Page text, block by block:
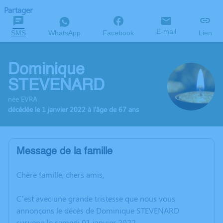
Partager
SMS WhatsApp Facebook E-mail Lien
Dominique
STEVENARD
née EVRA
décédée le 1 janvier 2022 à l'âge de 67 ans
Message de la famille
Chère famille, chers amis,
C’est avec une grande tristesse que nous vous
annonçons le décès de Dominique STEVENARD